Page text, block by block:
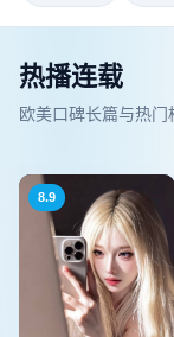
热播连载
欧美口碑长篇与热门
8.9